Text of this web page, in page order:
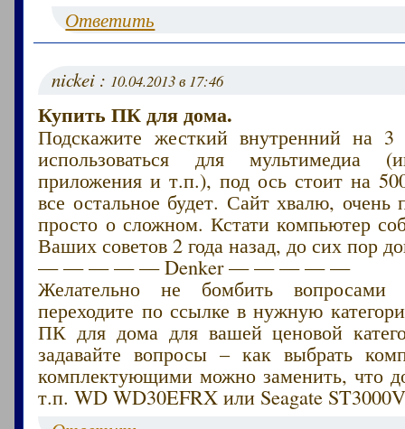
Ответить
nickei : 10.04.2013 в 17:46
Купить ПК для дома.
Подскажите жесткий внутренний на 3
использоваться для мультимедиа
приложения и т.п.), под ось стоит на
все остальное будет. Сайт хвалю, очень
просто о сложном. Кстати компьютер
Ваших советов 2 года назад, до сих пор
— — — — — Denker — — — — —
Желательно не бомбить
переходите по ссылке в нужную
ПК для дома для вашей ценовой
задавайте вопросы – как выбрать
комплектующими можно заменить, что
т.п. WD WD30EFRX или Seagate